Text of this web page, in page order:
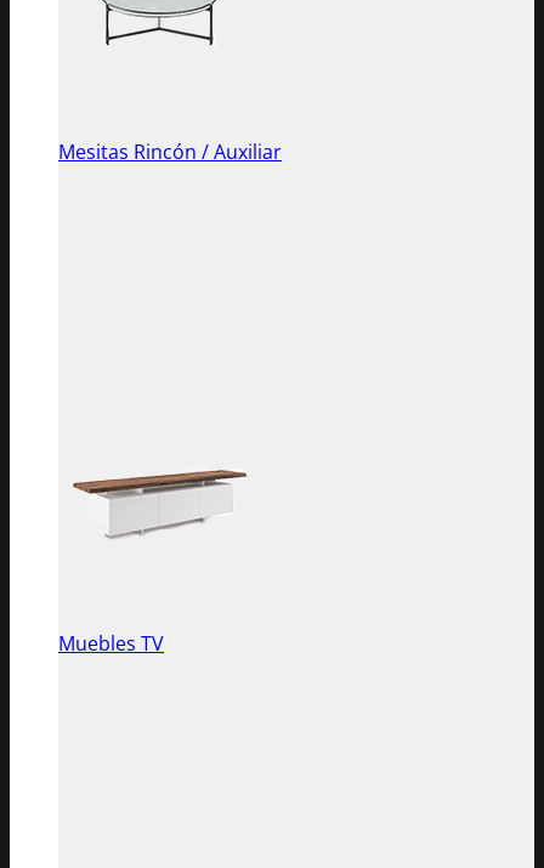
Mesitas Rincón / Auxiliar
Muebles TV